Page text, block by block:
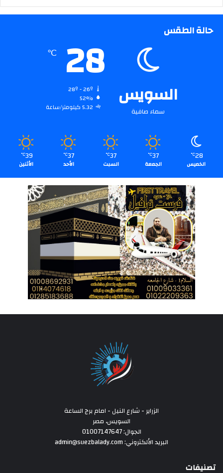
حالة الطقس
السويس
سماء صافية
28
℃
52%
5.32 كيلومتر/ساعة
28
℃
الخميس
37
℃
الجمعة
37
℃
السبت
37
℃
الأحد
39
℃
الأثنين
الزراير - شارع النيل - امام برج الساعة
السويس، مصر
الجوال: 01007147647
البريد الألكتروني: admin@suezbalady.com
تصنيفات